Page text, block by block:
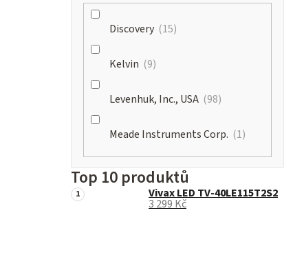
Discovery 15
Kelvin 9
Levenhuk, Inc., USA 98
Meade Instruments Corp. 1
Top 10 produktů
Vivax LED TV-40LE115T2S2
3 299 Kč